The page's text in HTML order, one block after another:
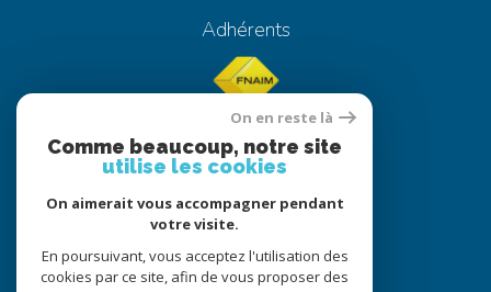
Adhérents
© 2022
Tous droits réservés
Traduction powered by Google
Nos honoraires
Plan du site
On en reste là
Comme beaucoup, notre site
utilise les cookies
On aimerait vous accompagner pendant
votre visite.
En poursuivant, vous acceptez l'utilisation des
cookies par ce site, afin de vous proposer des